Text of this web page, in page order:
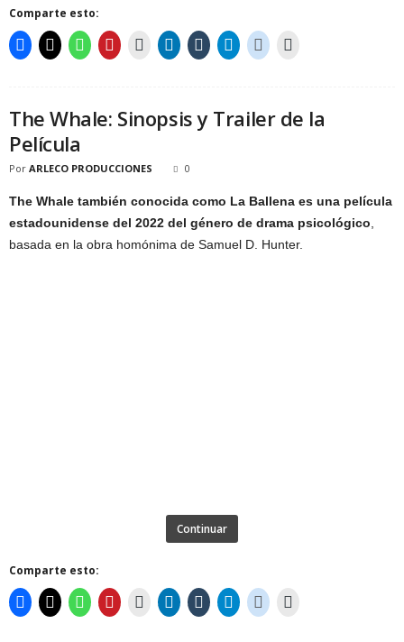
Comparte esto:
The Whale: Sinopsis y Trailer de la
Película
Por ARLECO PRODUCCIONES 0
The Whale también conocida como La Ballena es una película
estadounidense del 2022 del género de drama psicológico
basada en la obra homónima de Samuel D. Hunter.
Continuar
Comparte esto: